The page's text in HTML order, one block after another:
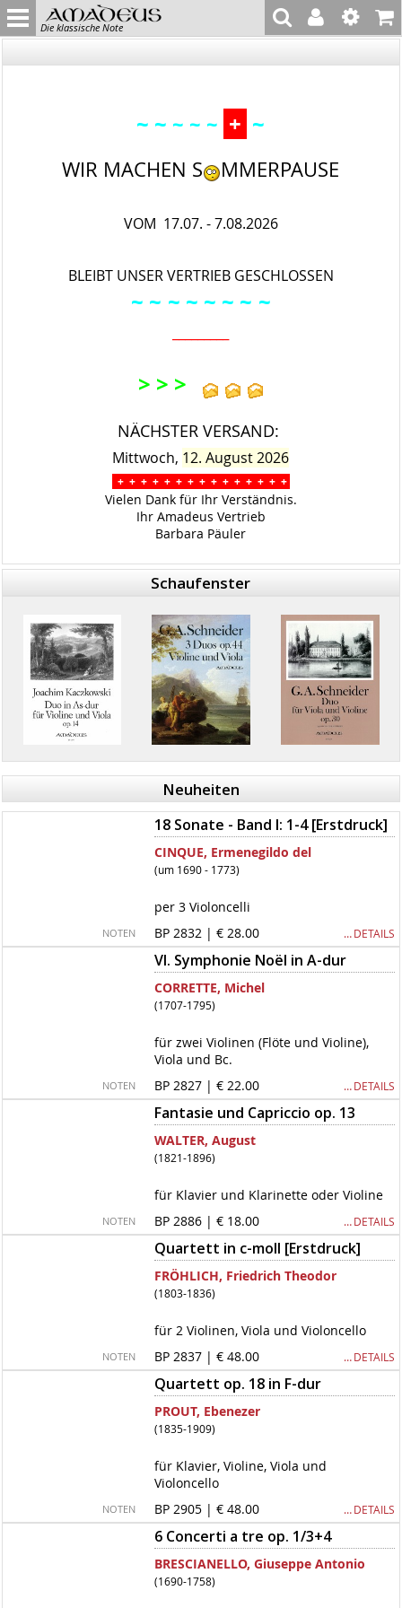
Die klassische Note
~ ~ ~ ~ ~ + ~
WIR MACHEN S MMERPAUSE
VOM 17.07. - 7.08.2026
BLEIBT UNSER VERTRIEB GESCHLOSSEN
~ ~ ~ ~ ~ ~ ~ ~
> > >
NÄCHSTER VERSAND:
Mittwoch, 12. August 2026
+ + + + + + + + + + + + + + +
Vielen Dank für Ihr Verständnis.
Ihr Amadeus Vertrieb
Barbara Päuler
Schaufenster
Neuheiten
18 Sonate - Band I: 1-4 [Erstdruck]
CINQUE, Ermenegildo del
(um 1690 - 1773)
per 3 Violoncelli
NOTEN BP 2832 | € 28.00 … DETAILS
VI. Symphonie Noël in A-dur
CORRETTE, Michel
(1707-1795)
für zwei Violinen (Flöte und Violine),
Viola und Bc.
NOTEN BP 2827 | € 22.00 … DETAILS
Fantasie und Capriccio op. 13
WALTER, August
(1821-1896)
für Klavier und Klarinette oder Violine
NOTEN BP 2886 | € 18.00 … DETAILS
Quartett in c-moll [Erstdruck]
FRÖHLICH, Friedrich Theodor
(1803-1836)
für 2 Violinen, Viola und Violoncello
NOTEN BP 2837 | € 48.00 … DETAILS
Quartett op. 18 in F-dur
PROUT, Ebenezer
(1835-1909)
für Klavier, Violine, Viola und
Violoncello
NOTEN BP 2905 | € 48.00 … DETAILS
6 Concerti a tre op. 1/3+4
BRESCIANELLO, Giuseppe Antonio
(1690-1758)